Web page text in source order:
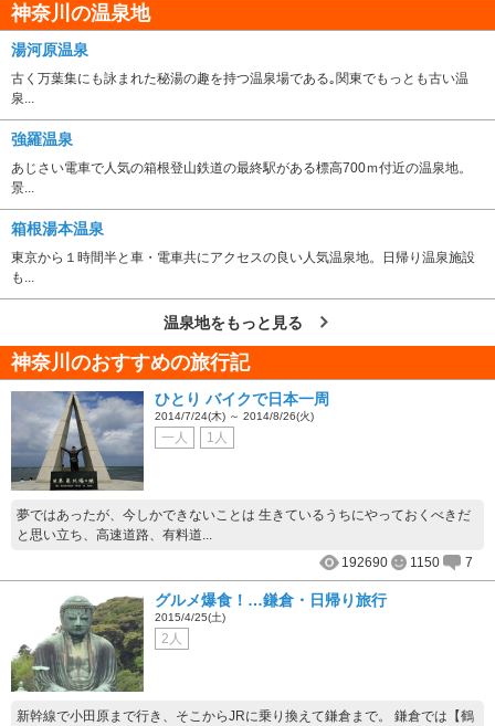
神奈川の温泉地
湯河原温泉
古く万葉集にも詠まれた秘湯の趣を持つ温泉場である｡関東でもっとも古い温
泉...
強羅温泉
あじさい電車で人気の箱根登山鉄道の最終駅がある標高700ｍ付近の温泉地。
景...
箱根湯本温泉
東京から１時間半と車・電車共にアクセスの良い人気温泉地。日帰り温泉施設
も...
温泉地をもっと見る
神奈川のおすすめの旅行記
ひとり バイクで日本一周
2014/7/24(木) ～ 2014/8/26(火)
一人 1人
夢ではあったが、今しかできないことは 生きているうちにやっておくべきだ
と思い立ち、高速道路、有料道...
192690
1150 7
グルメ爆食！…鎌倉・日帰り旅行
2015/4/25(土)
2人
新幹線で小田原まで行き、そこからJRに乗り換えて鎌倉まで。 鎌倉では【鶴